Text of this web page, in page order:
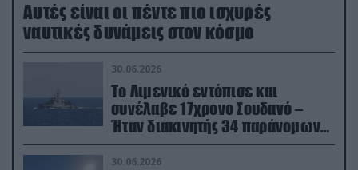
Aυτές είναι οι πέντε πιο ισχυρές
ναυτικές δυνάμεις στον κόσμο
30.06.2026
Το Λιμενικό εντόπισε και
συνέλαβε 17χρονο Σουδανό –
Ήταν διακινητής 34 παράνομων
μεταναστών
30.06.2026